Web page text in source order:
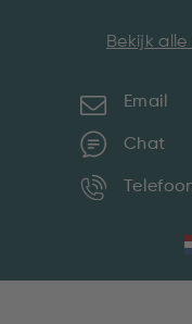
Bekijk
Email
Chat